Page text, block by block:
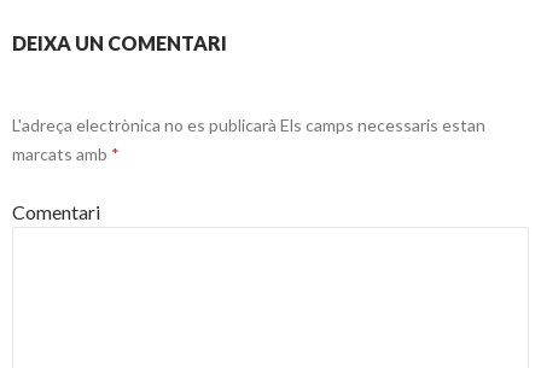
DEIXA UN COMENTARI
L'adreça electrònica no es publicarà Els camps necessaris estan
marcats amb *
Comentari